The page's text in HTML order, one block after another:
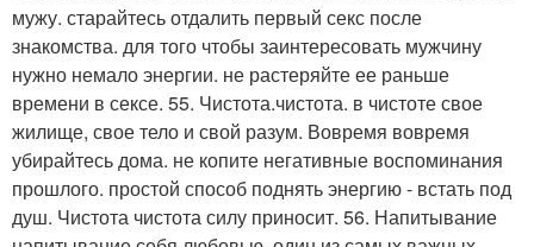
мужу. старайтесь отдалить первый секс после
знакомства. для того чтобы заинтересовать мужчину
нужно немало энергии. не растеряйте ее раньше
времени в сексе. 55. Чистота.чистота. в чистоте свое
жилище, свое тело и свой разум. Вовремя вовремя
убирайтесь дома. не копите негативные воспоминания
прошлого. простой способ поднять энергию - встать под
душ. Чистота чистота силу приносит. 56. Напитывание